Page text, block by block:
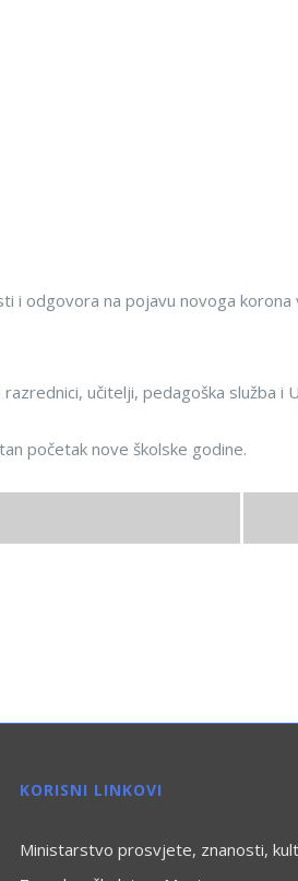
i odgovora na pojavu novoga
učitelji, pedagoška služba i
početak nove školske godine.
KORISNI LINKOVI
Ministarstvo prosvjete, znanosti,